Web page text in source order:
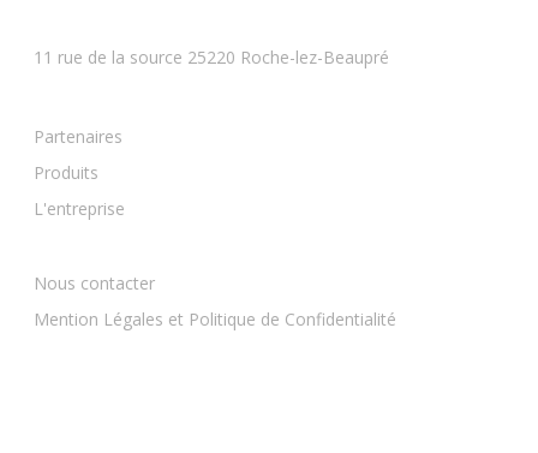
11 rue de la source 25220 Roche-lez-Beaupré
Partenaires
Produits
L'entreprise
Nous contacter
Mention Légales et Politique de Confidentialité